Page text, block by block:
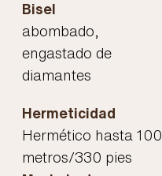
Bisel
abombado,
engastado de
diamantes
Hermeticidad
Hermético hasta 100
metros/330 pies